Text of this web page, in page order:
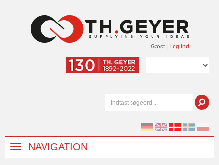
Gæst Log Ind
NAVIGATION